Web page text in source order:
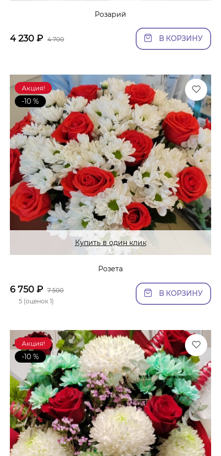
Розарий
4 230 ₽ 4 700 В КОРЗИНУ
Акция!
-10 %
Купить в один клик
Розета
6 750 ₽ 7 500
5 (оценок 1)
В КОРЗИНУ
Акция!
-10 %